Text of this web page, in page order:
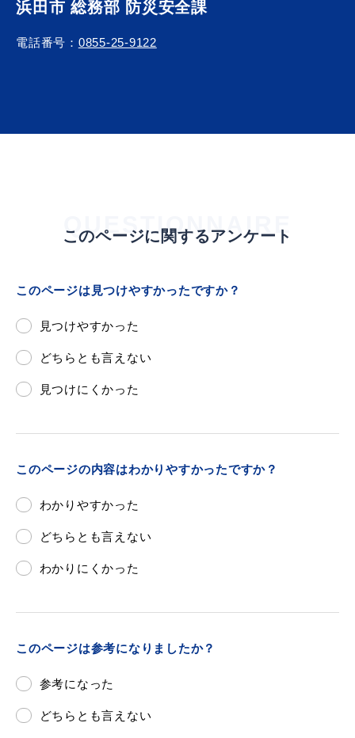
防災・消防
公共施設
便利なサービス
浜田市 総務部 防災安全課
電話番号： 0855-25-9122
QUESTIONNAIRE
このページに関するアンケート
このページは見つけやすかったですか？
見つけやすかった
どちらとも言えない
見つけにくかった
このページの内容はわかりやすかったですか？
わかりやすかった
どちらとも言えない
わかりにくかった
このページは参考になりましたか？
参考になった
どちらとも言えない